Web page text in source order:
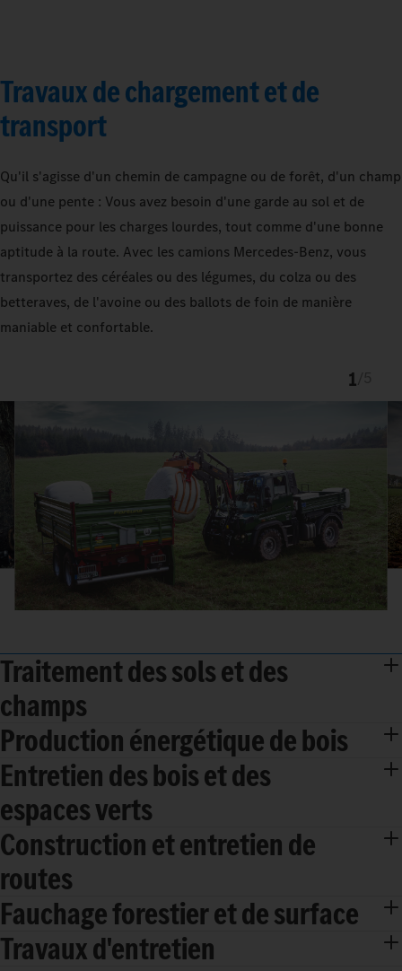
Travaux de chargement et de
transport
Qu'il s'agisse d'un chemin de campagne ou de forêt, d'un champ
ou d'une pente : Vous avez besoin d'une garde au sol et de
puissance pour les charges lourdes, tout comme d'une bonne
aptitude à la route. Avec les camions Mercedes‑Benz, vous
transportez des céréales ou des légumes, du colza ou des
betteraves, de l'avoine ou des ballots de foin de manière
maniable et confortable.
1
Traitement des sols et des
champs
Production énergétique de bois
Entretien des bois et des
espaces verts
Construction et entretien de
routes
Fauchage forestier et de surface
Travaux d'entretien